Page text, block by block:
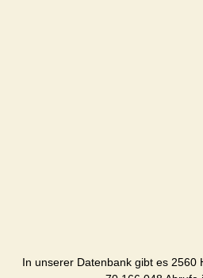
In unserer Datenbank gibt es 2560